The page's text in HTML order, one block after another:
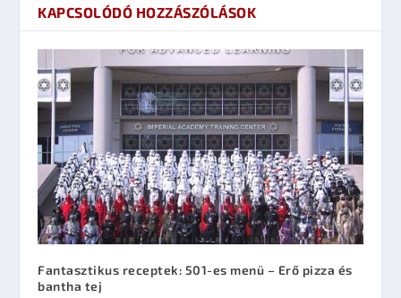
KAPCSOLÓDÓ HOZZÁSZÓLÁSOK
Fantasztikus receptek: 501-es menü – Erő pizza és
bantha tej